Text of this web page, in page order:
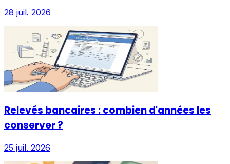
28 juil. 2026
Relevés bancaires : combien d'années les
conserver ?
25 juil. 2026